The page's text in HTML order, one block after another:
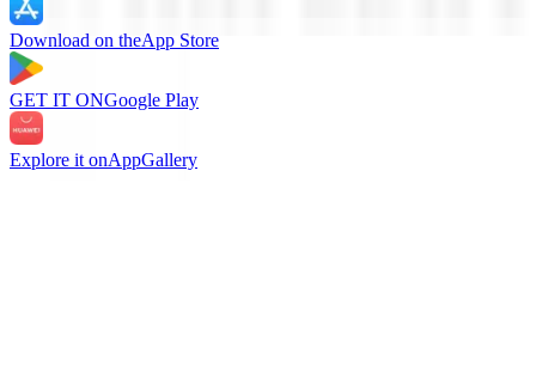
Download on theApp Store
GET IT ONGoogle Play
Explore it onAppGallery